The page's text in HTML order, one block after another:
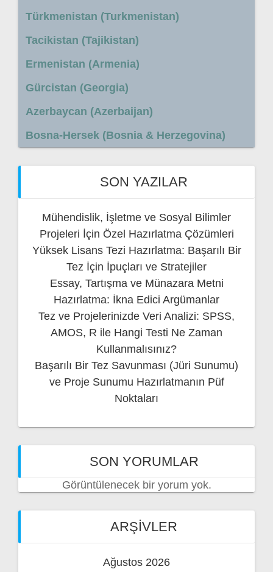
Türkmenistan (Turkmenistan)
Tacikistan (Tajikistan)
Ermenistan (Armenia)
Gürcistan (Georgia)
Azerbaycan (Azerbaijan)
Bosna-Hersek (Bosnia & Herzegovina)
SON YAZILAR
Mühendislik, İşletme ve Sosyal Bilimler
Projeleri İçin Özel Hazırlatma Çözümleri
Yüksek Lisans Tezi Hazırlatma: Başarılı Bir
Tez İçin İpuçları ve Stratejiler
Essay, Tartışma ve Münazara Metni
Hazırlatma: İkna Edici Argümanlar
Tez ve Projelerinizde Veri Analizi: SPSS,
AMOS, R ile Hangi Testi Ne Zaman
Kullanmalısınız?
Başarılı Bir Tez Savunması (Jüri Sunumu)
ve Proje Sunumu Hazırlatmanın Püf
Noktaları
SON YORUMLAR
Görüntülenecek bir yorum yok.
ARŞIVLER
Ağustos 2026